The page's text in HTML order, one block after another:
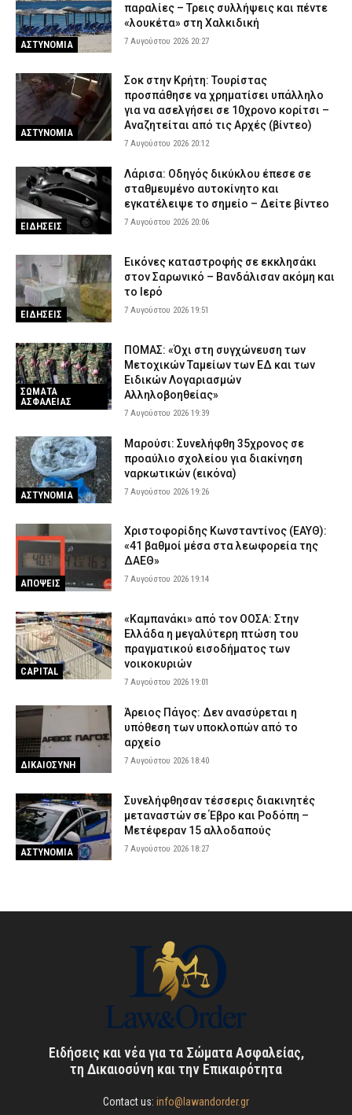
ΑΣΤΥΝΟΜΙΑ
παραλίες – Τρεις συλλήψεις και πέντε
«λουκέτα» στη Χαλκιδική
7 Αυγούστου 2026 20:27
ΑΣΤΥΝΟΜΙΑ
Σοκ στην Κρήτη: Τουρίστας
προσπάθησε να χρηματίσει υπάλληλο
για να ασελγήσει σε 10χρονο κορίτσι –
Αναζητείται από τις Αρχές (βίντεο)
7 Αυγούστου 2026 20:12
ΕΙΔΗΣΕΙΣ
Λάρισα: Οδηγός δικύκλου έπεσε σε
σταθμευμένο αυτοκίνητο και
εγκατέλειψε το σημείο – Δείτε βίντεο
7 Αυγούστου 2026 20:06
ΕΙΔΗΣΕΙΣ
Εικόνες καταστροφής σε εκκλησάκι
στον Σαρωνικό – Βανδάλισαν ακόμη και
το Ιερό
7 Αυγούστου 2026 19:51
ΣΩΜΑΤΑ
ΑΣΦΑΛΕΙΑΣ
ΠΟΜΑΣ: «Όχι στη συγχώνευση των
Μετοχικών Ταμείων των ΕΔ και των
Ειδικών Λογαριασμών
Αλληλοβοηθείας»
7 Αυγούστου 2026 19:39
ΑΣΤΥΝΟΜΙΑ
Μαρούσι: Συνελήφθη 35χρονος σε
προαύλιο σχολείου για διακίνηση
ναρκωτικών (εικόνα)
7 Αυγούστου 2026 19:26
ΑΠΟΨΕΙΣ
Χριστοφορίδης Κωνσταντίνος (ΕΑΥΘ):
«41 βαθμοί μέσα στα λεωφορεία της
ΔΑΕΘ»
7 Αυγούστου 2026 19:14
CAPITAL
«Καμπανάκι» από τον ΟΟΣΑ: Στην
Ελλάδα η μεγαλύτερη πτώση του
πραγματικού εισοδήματος των
νοικοκυριών
7 Αυγούστου 2026 19:01
ΔΙΚΑΙΟΣΥΝΗ
Άρειος Πάγος: Δεν ανασύρεται η
υπόθεση των υποκλοπών από το
αρχείο
7 Αυγούστου 2026 18:40
ΑΣΤΥΝΟΜΙΑ
Συνελήφθησαν τέσσερις διακινητές
μεταναστών σε Έβρο και Ροδόπη –
Μετέφεραν 15 αλλοδαπούς
7 Αυγούστου 2026 18:27
Ειδήσεις και νέα για τα Σώματα Ασφαλείας,
τη Δικαιοσύνη και την Επικαιρότητα
Contact us: info@lawandorder.gr